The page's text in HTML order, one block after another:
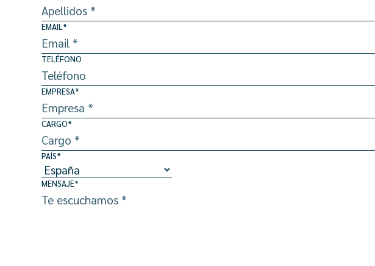
EMAIL*
TELÉFONO
EMPRESA*
CARGO*
PAÍS*
MENSAJE*